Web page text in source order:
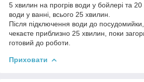
5 хвилин на прогрів води у бойлері та 20
води у ванні, всього 25 хвилин.
Після підключення води до
чекаєте приблизно 25 хвилин, поки
готовий до роботи.
Приховати